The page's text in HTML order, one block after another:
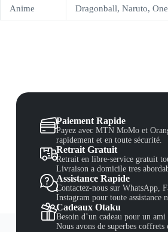
Anime Dragonball, Naruto,
Paiement Rapide
Payez avec MTN MoMo et
rapidement et en toute sécurité.
Retrait Gratuit
Retrait en libre-service gratuit
Livraison a domicile tres
Assistance Rapide
Contactez-nous sur WhatsApp,
Instagram pour toute assistance
Cadeaux Otaku
Besoin d’un cadeau pour un ami
Nous avons de superbes coffrets